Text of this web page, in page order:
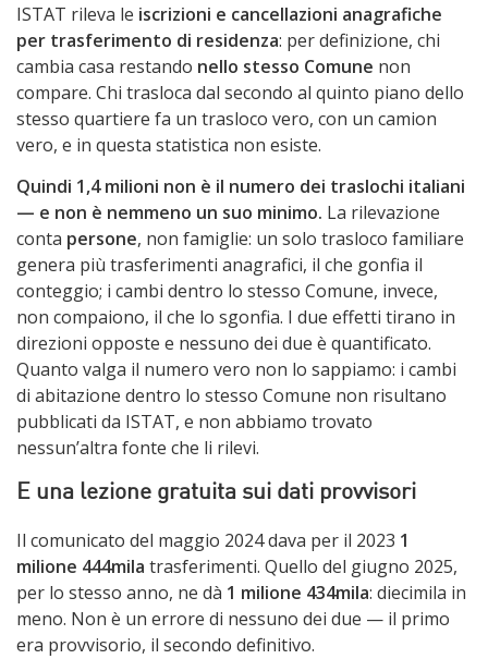
ISTAT rileva le iscrizioni e cancellazioni anagrafiche
per trasferimento di residenza: per definizione, chi
cambia casa restando nello stesso Comune non
compare. Chi trasloca dal secondo al quinto piano dello
stesso quartiere fa un trasloco vero, con un camion
vero, e in questa statistica non esiste.
Quindi 1,4 milioni non è il numero dei traslochi italiani
— e non è nemmeno un suo minimo. La rilevazione
conta persone, non famiglie: un solo trasloco familiare
genera più trasferimenti anagrafici, il che gonfia il
conteggio; i cambi dentro lo stesso Comune, invece,
non compaiono, il che lo sgonfia. I due effetti tirano in
direzioni opposte e nessuno dei due è quantificato.
Quanto valga il numero vero non lo sappiamo: i cambi
di abitazione dentro lo stesso Comune non risultano
pubblicati da ISTAT, e non abbiamo trovato
nessun’altra fonte che li rilevi.
E una lezione gratuita sui dati provvisori
Il comunicato del maggio 2024 dava per il 2023 1
milione 444mila trasferimenti. Quello del giugno 2025,
per lo stesso anno, ne dà 1 milione 434mila: diecimila in
meno. Non è un errore di nessuno dei due — il primo
era provvisorio, il secondo definitivo.